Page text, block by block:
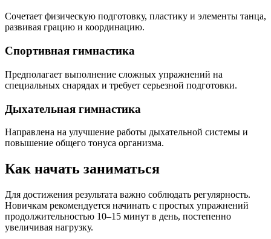
Сочетает физическую подготовку, пластику и элементы танца,
развивая грацию и координацию.
Спортивная гимнастика
Предполагает выполнение сложных упражнений на
специальных снарядах и требует серьезной подготовки.
Дыхательная гимнастика
Направлена на улучшение работы дыхательной системы и
повышение общего тонуса организма.
Как начать заниматься
Для достижения результата важно соблюдать регулярность.
Новичкам рекомендуется начинать с простых упражнений
продолжительностью 10–15 минут в день, постепенно
увеличивая нагрузку.